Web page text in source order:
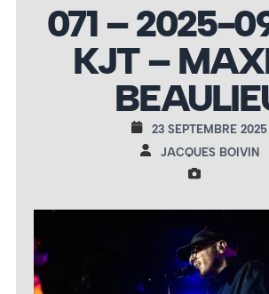
071 – 2025-
KJT –
23 SEPTEMBRE 2025
JACQUES BOIVIN